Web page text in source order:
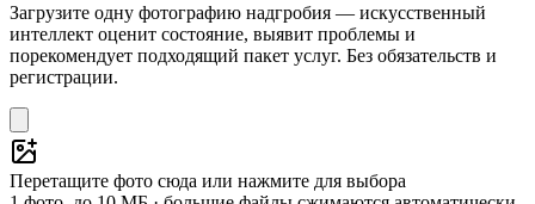
Загрузите одну фотографию надгробия — искусственный
интеллект оценит состояние, выявит проблемы и
порекомендует подходящий пакет услуг. Без обязательств и
регистрации.
Перетащите фото сюда или нажмите для выбора